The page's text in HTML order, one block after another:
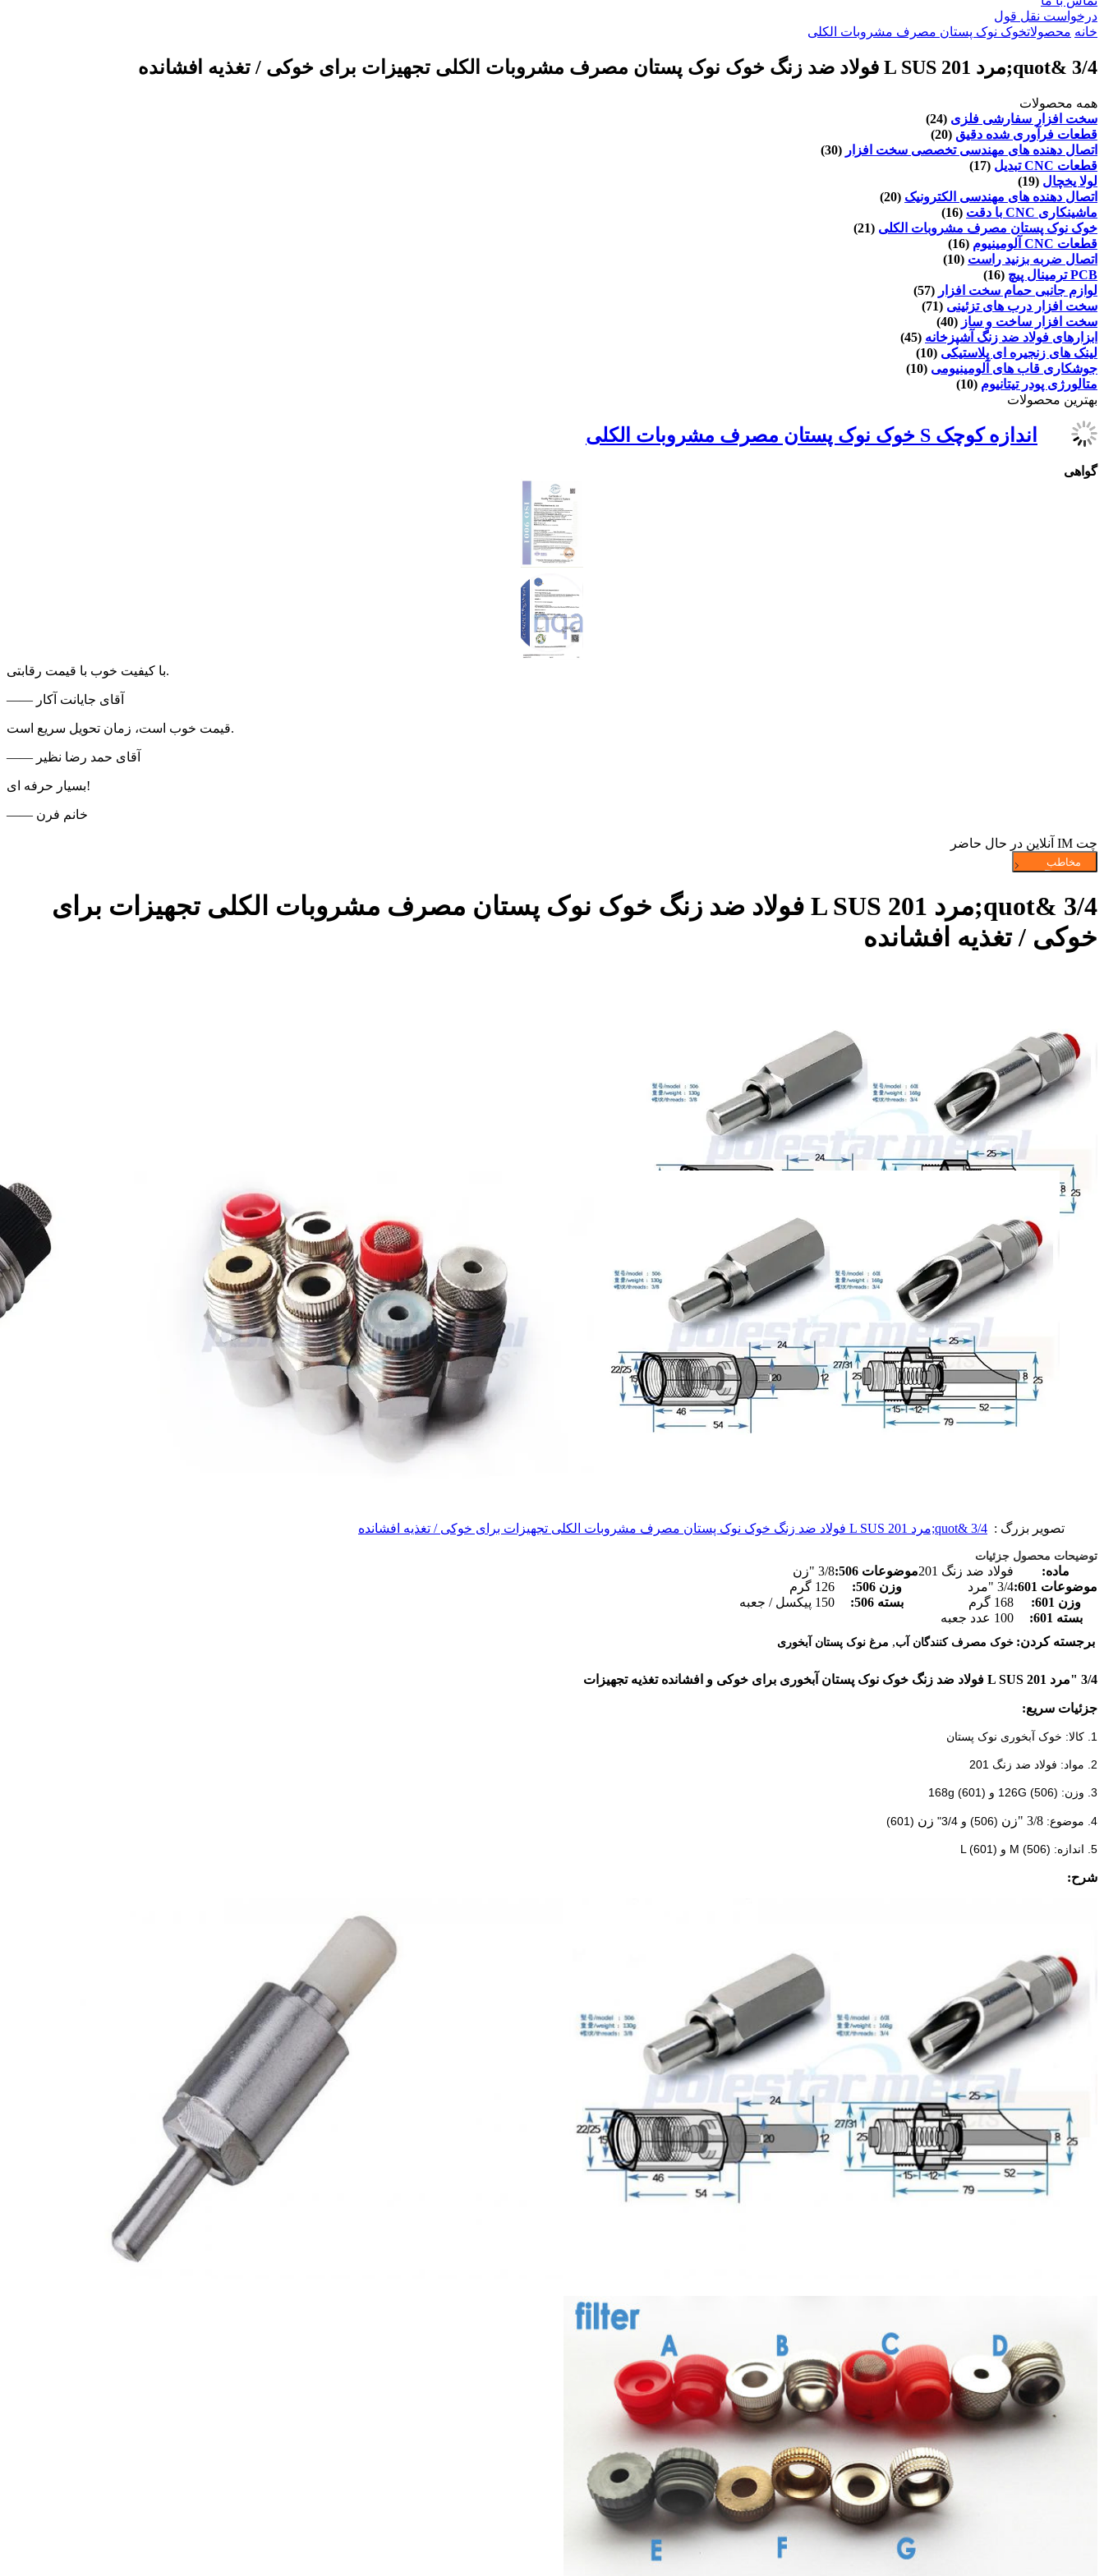
درخواست نقل قول
خانه محصولاتخوک نوک پستان مصرف مشروبات الکلی
3/4 &quot;مرد L SUS 201 فولاد ضد زنگ خوک نوک پستان مصرف مشروبات الکلی تجهیزات برای خوکی / تغذیه افشانده
همه محصولات
سخت افزار سفارشی فلزی (24)
قطعات فرآوری شده دقیق (20)
اتصال دهنده های مهندسی تخصصی سخت افزار (30)
قطعات CNC تبدیل
(17)
لولا یخچال (19)
اتصال دهنده های مهندسی الکترونیک (20)
ماشینکاری CNC با دقت
(16)
خوک نوک پستان مصرف مشروبات الکلی (21)
قطعات CNC آلومینیوم
(16)
اتصال ضربه بزنید راست (10)
PCB ترمینال پیچ
(16)
لوازم جانبی حمام سخت افزار (57)
سخت افزار درب های تزئینی (71)
سخت افزار ساخت و ساز (40)
ابزارهای فولاد ضد زنگ آشپزخانه (45)
لینک های زنجیره ای پلاستیکی (10)
جوشکاری قاب های آلومینیومی (10)
متالورژی پودر تیتانیوم (10)
بهترین محصولات
اندازه کوچک S خوک نوک پستان مصرف مشروبات الکلی
گواهی
با کیفیت خوب با قیمت رقابتی.
—— آقای جایانت آکار
قیمت خوب است، زمان تحویل سریع است.
—— آقای حمد رضا نظیر
بسیار حرفه ای!
—— خانم فرن
چت IM آنلاین در حال حاضر
3/4 &quot;مرد L SUS 201 فولاد ضد زنگ خوک نوک پستان مصرف مشروبات الکلی تجهیزات برای
خوکی / تغذیه افشانده
تصویر بزرگ : 3/4 &quot;مرد L SUS 201 فولاد ضد زنگ خوک نوک پستان مصرف مشروبات الکلی تجهیزات برای خوکی / تغذیه افشانده
توضیحات محصول جزئیات
ماده: فولاد ضد زنگ 201 موضوعات 506:
3/8 "زن
موضوعات 601:
3/4 "مرد وزن 506:
126 گرم
وزن 601:
168 گرم بسته 506:
150 پیکسل / جعبه
بسته 601:
100 عدد جعبه
برجسته کردن: خوک مصرف کنندگان آب, مرغ نوک پستان آبخوری
3/4 "مرد L SUS 201 فولاد ضد زنگ خوک نوک پستان آبخوری برای خوکی و افشانده تغذیه تجهیزات
جزئیات سریع:
1. کالا: خوک آبخوری نوک پستان
2. مواد: فولاد ضد زنگ 201
3. وزن: 126G (506) و 168g (601)
4. موضوع: (506) و 3/4" زن (601)
5. اندازه: M (506) و L (601)
شرح: